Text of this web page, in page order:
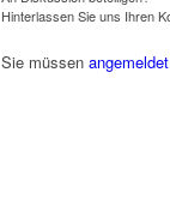
Hinterlassen Sie uns Ihren
Sie müssen angemeldet